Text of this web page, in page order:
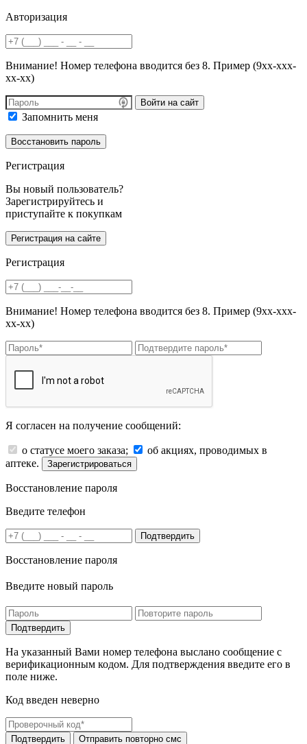
Авторизация
Внимание! Номер телефона вводится без 8. Пример (9хх-ххх-
хх-хх)
Войти на сайт
Запомнить меня
Регистрация
Вы новый пользователь?
Зарегистрируйтесь и
приступайте к покупкам
Регистрация
Внимание! Номер телефона вводится без 8. Пример (9хх-ххх-
хх-хх)
Я согласен на получение сообщений:
о статусе моего заказа;
об акциях, проводимых в
аптеке.
Зарегистрироваться
Восстановление пароля
Введите телефон
Подтвердить
Восстановление пароля
Введите новый пароль
На указанный Вами номер телефона выслано сообщение с
верификационным кодом. Для подтверждения введите его в
поле ниже.
Код введен неверно